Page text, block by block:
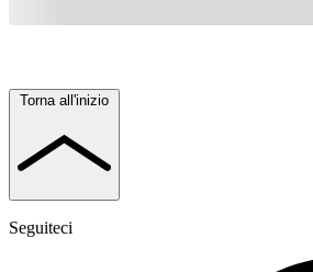
Torna all'inizio
Seguiteci